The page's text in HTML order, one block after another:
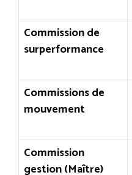
Commission de
surperformance
Commissions de
mouvement
Commission
gestion (Maître)